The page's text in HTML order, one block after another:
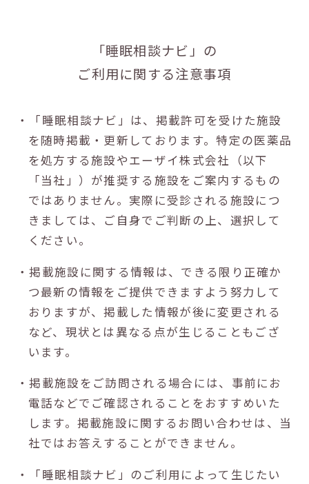
「睡眠相談ナビ」の
ご利用に関する注意事項
・「睡眠相談ナビ」は、掲載許可を受けた施設
を随時掲載・更新しております。特定の医薬品
を処方する施設やエーザイ株式会社（以下
「当社」）が推奨する施設をご案内するもの
ではありません。実際に受診される施設につ
きましては、ご自身でご判断の上、選択して
ください。
・掲載施設に関する情報は、できる限り正確か
つ最新の情報をご提供できますよう努力して
おりますが、掲載した情報が後に変更される
など、現状とは異なる点が生じることもござ
います。
・掲載施設をご訪問される場合には、事前にお
電話などでご確認されることをおすすめいた
します。掲載施設に関するお問い合わせは、当
社ではお答えすることができません。
・「睡眠相談ナビ」のご利用によって生じたい